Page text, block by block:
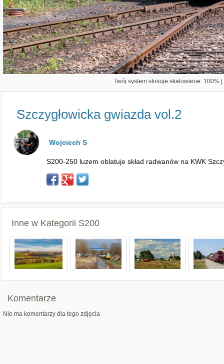
Twój system stosuje skalowanie: 100%
Szczygłowicka gwiazda vol.2
Wojciech S
S200-250 luzem oblatuje skład radwanów na KWK
Inne w Kategorii S200
Komentarze
Nie ma komentarzy dla tego zdjęcia